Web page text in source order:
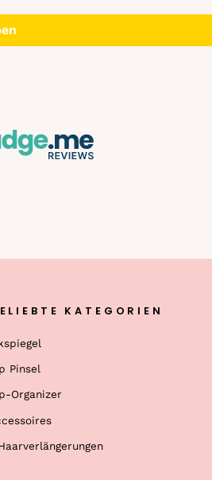
KATEGORIEN
Pinsel
Organizer